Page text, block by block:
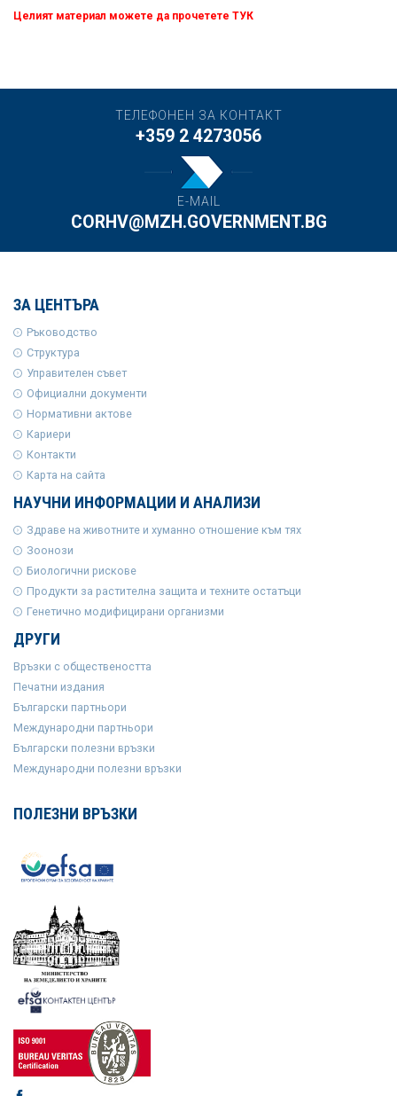
Целият материал можете да прочетете ТУК
ТЕЛЕФОНЕН ЗА КОНТАКТ
+359 2 4273056
E-MAIL
CORHV@MZH.GOVERNMENT.BG
ЗА ЦЕНТЪРА
Ръководство
Структура
Управителен съвет
Официални документи
Нормативни актове
Кариери
Контакти
Карта на сайта
НАУЧНИ ИНФОРМАЦИИ И АНАЛИЗИ
Здраве на животните и хуманно отношение към тях
Зоонози
Биологични рискове
Продукти за растителна защита и техните остатъци
Генетично модифицирани организми
ДРУГИ
Връзки с обществеността
Печатни издания
Български партньори
Международни партньори
Български полезни връзки
Международни полезни връзки
ПОЛЕЗНИ ВРЪЗКИ